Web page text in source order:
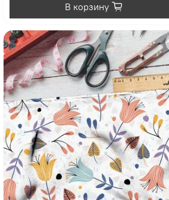
В корзину